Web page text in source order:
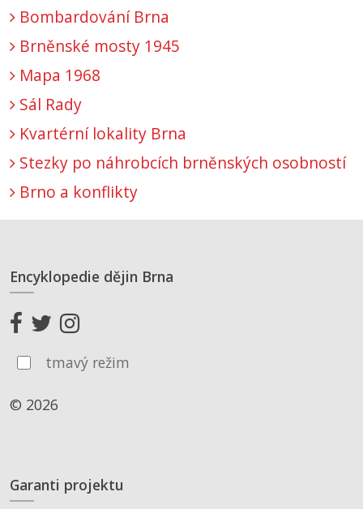
Bombardování Brna
Brněnské mosty 1945
Mapa 1968
Sál Rady
Kvartérní lokality Brna
Stezky po náhrobcích brněnských osobností
Brno a konflikty
Encyklopedie dějin Brna
tmavý režim
© 2026
Garanti projektu